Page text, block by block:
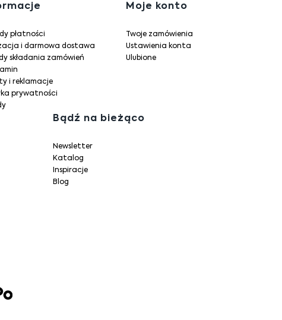
w stopce
płatności
i darmowa dostawa
składania zamówień
i reklamacje
prywatności
Moje konto
Twoje zamówienia
Ustawienia konta
Ulubione
Bądź na bieżąco
Newsletter
Katalog
Inspiracje
Blog